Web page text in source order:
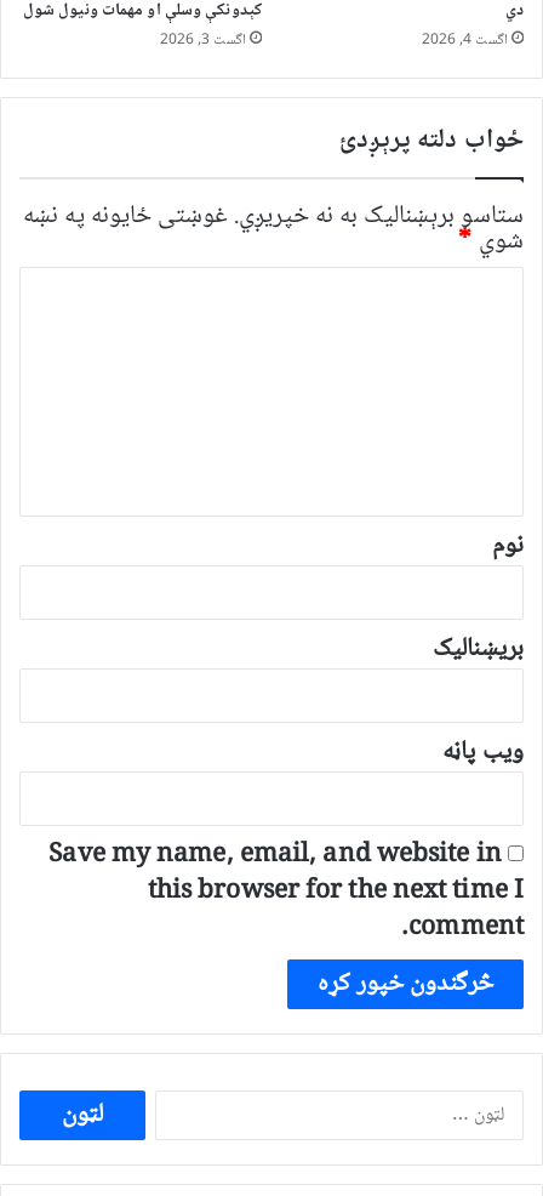
دي
اگست 4, 2026
کېدونکې وسلې او مهمات ونیول شول
اگست 3, 2026
ځواب دلته پرېږدئ
ستاسو برېښناليک به نه خپريږي. غوښتى ځایونه په نښه
شوي *
*
نوم
بریښنالیک
ویب پاڼه
Save my name, email, and website in
this browser for the next time I
comment.
ددی
لپاره
لټون: